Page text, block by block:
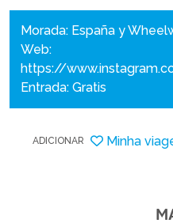
Morada: España y
Web:
https://
Entrada: Gratis
ADICIONAR Minha